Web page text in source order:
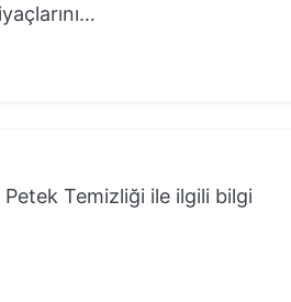
Temizliği ile ilgili bilgi